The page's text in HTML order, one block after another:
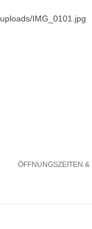
ÖFFNUNGSZEITEN &